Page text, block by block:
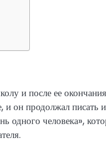
и после ее
и он продолжал писать
одного человека»,